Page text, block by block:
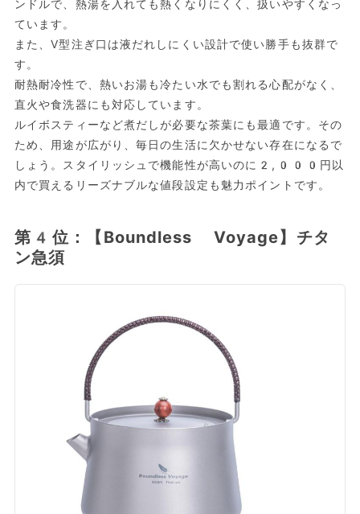
ンドルで、熱湯を入れても熱くなりにくく、扱いやすくなっ
ています。
また、V型注ぎ口は液だれしにくい設計で使い勝手も抜群で
す。
耐熱耐冷性で、熱いお湯も冷たい水でも割れる心配がなく、
直火や食洗器にも対応しています。
ルイボスティーなど煮だしが必要な茶葉にも最適です。その
ため、用途が広がり、毎日の生活に欠かせない存在になるで
しょう。スタイリッシュで機能性が高いのに2,000円以
内で買えるリーズナブルな値段設定も魅力ポイントです。
第4位：【Boundless Voyage】チタ
ン急須